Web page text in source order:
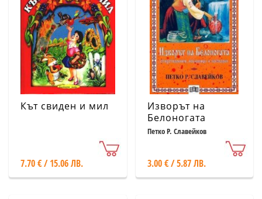
Кът свиден и мил
7.70 € / 15.06 ЛВ.
Изворът на
Белоногата
Петко Р. Славейков
3.00 € / 5.87 ЛВ.